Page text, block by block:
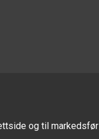
og til